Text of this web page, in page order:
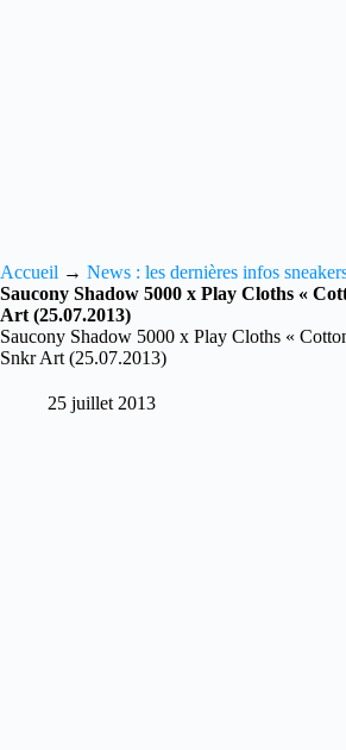
Accueil → News : les dernières infos
Saucony Shadow 5000 x Play Cloths «
Art (25.07.2013)
Saucony Shadow 5000 x Play Cloths «
Snkr Art (25.07.2013)
25 juillet 2013